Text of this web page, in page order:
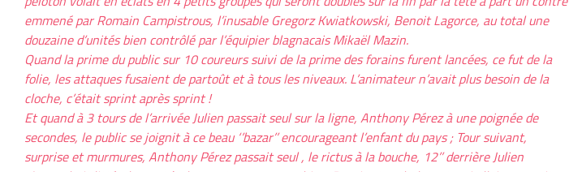
emmené par Romain Campistrous, l’inusable Gregorz Kwiatkowski, Benoit Lagorce, au total une
douzaine d’unités bien contrôlé par l’équipier blagnacais Mikaël Mazin.
Quand la prime du public sur 10 coureurs suivi de la prime des forains furent lancées, ce fut de la
folie, les attaques fusaient de partoût et à tous les niveaux. L’animateur n’avait plus besoin de la
cloche, c’était sprint après sprint !
Et quand à 3 tours de l’arrivée Julien passait seul sur la ligne, Anthony Pérez à une poignée de
secondes, le public se joignit à ce beau ‘’bazar’’ encourageant l’enfant du pays ; Tour suivant,
surprise et murmures, Anthony Pérez passait seul , le rictus à la bouche, 12’’ derrière Julien